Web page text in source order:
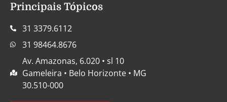
Principais Tópicos
31 3379.6112
31 98464.8676
Av. Amazonas, 6.020 • sl 10
Gameleira • Belo Horizonte • MG
30.510-000